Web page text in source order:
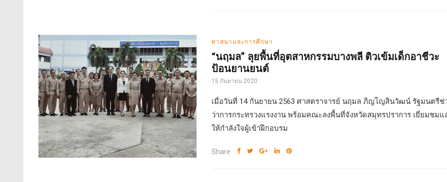
ศาสนาและการศึกษา
“นฤมล” ลุยพื้นที่อุตสาหกรรมบางพลี ติวเข้มเด็กอาชีวะ
ป้อนยานยนต์
15 กันยายน 2020
เมื่อวันที่ 14 กันยายน 2563 ศาสตราจารย์ นฤมล ภิญโญสินวัฒน์ รัฐมนตรีช่
ว่าการกระทรวงแรงงาน พร้อมคณะลงพื้นที่จังหวัดสมุทรปราการ เยี่ยมชมแ
ให้กำลังใจผู้เข้าฝึกอบรม
Share